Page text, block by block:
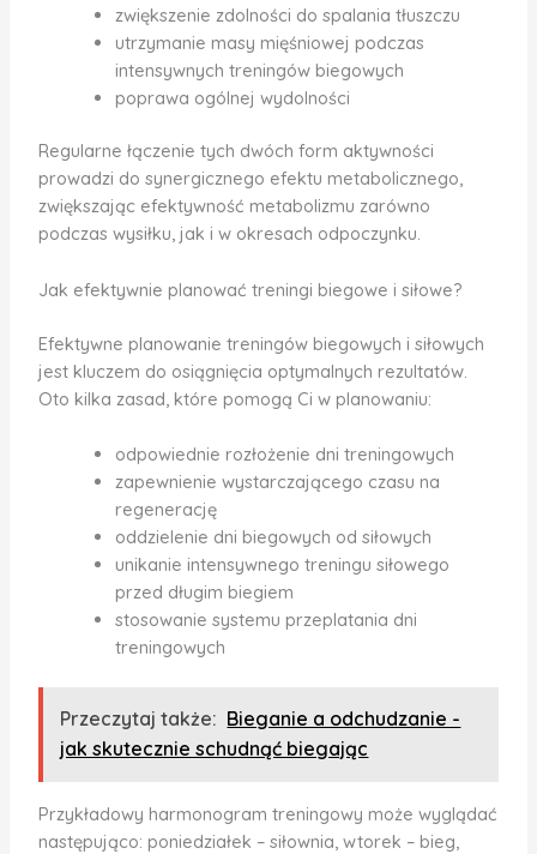
zwiększenie zdolności do spalania tłuszczu
utrzymanie masy mięśniowej podczas
intensywnych treningów biegowych
poprawa ogólnej wydolności
Regularne łączenie tych dwóch form aktywności
prowadzi do synergicznego efektu metabolicznego,
zwiększając efektywność metabolizmu zarówno
podczas wysiłku, jak i w okresach odpoczynku.
Jak efektywnie planować treningi biegowe i siłowe?
Efektywne planowanie treningów biegowych i siłowych
jest kluczem do osiągnięcia optymalnych rezultatów.
Oto kilka zasad, które pomogą Ci w planowaniu:
odpowiednie rozłożenie dni treningowych
zapewnienie wystarczającego czasu na
regenerację
oddzielenie dni biegowych od siłowych
unikanie intensywnego treningu siłowego
przed długim biegiem
stosowanie systemu przeplatania dni
treningowych
Przeczytaj także: Bieganie a odchudzanie -
jak skutecznie schudnąć biegając
Przykładowy harmonogram treningowy może wyglądać
następująco: poniedziałek – siłownia, wtorek – bieg,